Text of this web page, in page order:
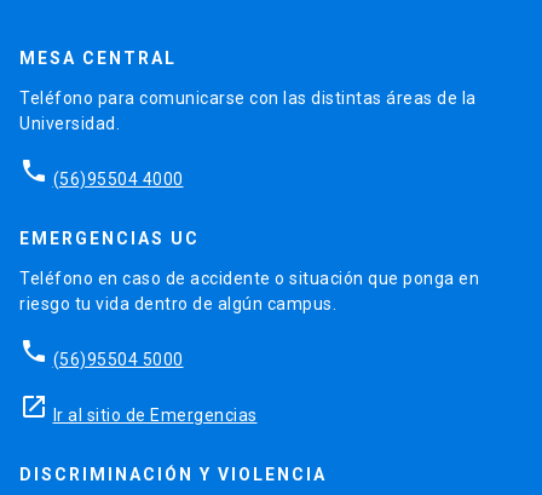
MESA CENTRAL
Teléfono para comunicarse con las distintas áreas de la
Universidad.
phone (56)95504 4000
EMERGENCIAS UC
Teléfono en caso de accidente o situación que ponga en
riesgo tu vida dentro de algún campus.
phone (56)95504 5000
launch Ir al sitio de Emergencias
DISCRIMINACIÓN Y VIOLENCIA